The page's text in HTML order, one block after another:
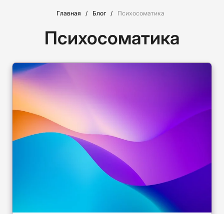
Главная Блог Психосоматика
Психосоматика